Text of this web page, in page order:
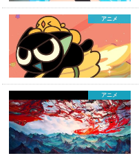
アニメ
アニメ